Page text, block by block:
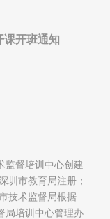
课开班通知
监督培训中心创建
圳市教育局注册；
技术监督局根据
局培训中心管理办